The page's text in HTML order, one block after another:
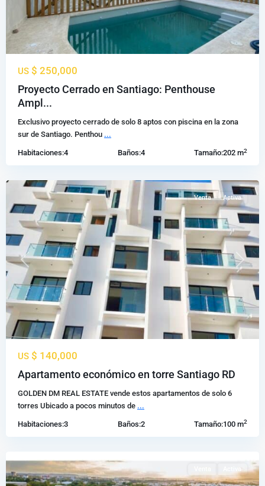
US $ 250,000
Proyecto Cerrado en Santiago: Penthouse
Ampl...
Exclusivo proyecto cerrado de solo 8 aptos con piscina en la zona
sur de Santiago. Penthou ...
Habitaciones:4 Baños:4 Tamaño:202 m2
Padre
las
los
Previous Next
Venta Activa
US $ 140,000
Apartamento económico en torre Santiago RD
GOLDEN DM REAL ESTATE vende estos apartamentos de solo 6
torres Ubicado a pocos minutos de ...
Habitaciones:3 Baños:2 Tamaño:100 m2
Los
los